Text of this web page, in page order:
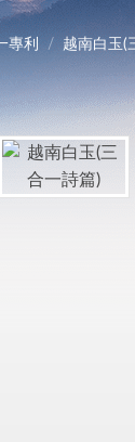
專利 越南白玉(